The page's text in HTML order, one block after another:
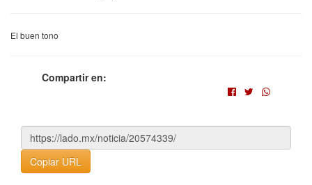
El buen tono
Compartir en:
Copiar URL